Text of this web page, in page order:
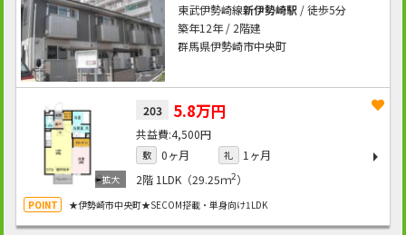
東武伊勢崎線新伊勢崎駅/ 徒歩5分
築年12年 / 2階建
群馬県伊勢崎市中央町
203 5.8万円
4,500円
敷 0ヶ月 礼
1ヶ月
2階 1LDK（29.25ｍ2）
★伊勢崎市中央町★SECOM搭載・単身向け1LDK